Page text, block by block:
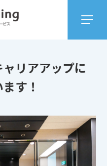
リアアップに
す！